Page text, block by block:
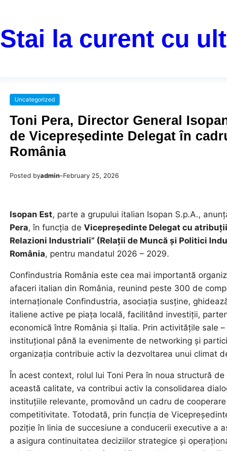
Stai la curent cu
Uncategorized
Toni Pera, Director General
de Vicepreședinte Delegat în
România
Posted byadmin–February 25, 2026
Isopan Est, parte a grupului italian Isopan S.p.A.,
Pera, în funcția de Vicepreședinte Delegat cu
Relazioni Industriali” (Relații de Muncă și Politici
România, pentru mandatul 2026 – 2029.
Confindustria România este cea mai importantă
afaceri italian din România, reunind peste 300 de
internaționale Confindustria, asociația susține,
italiene active pe piața locală, facilitând investiții,
economică între România și Italia. Prin activitățile sale
instituțional până la evenimente de networking și
organizația contribuie activ la dezvoltarea unui climat
În acest context, rolul lui Toni Pera în noua structură
această calitate, va contribui activ la consolidarea
instituțiile relevante, promovând un cadru de
competitivitate. Totodată, prin funcția de
poziție în linia de succesiune a conducerii executive a
a asigura continuitatea deciziilor strategice și